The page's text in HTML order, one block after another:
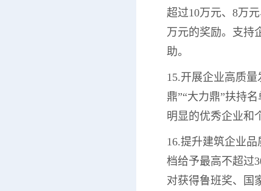
超过10万元、8万
万元的奖励。支持
助。
15.开展企业高质
鼎”“大力鼎”扶持
明显的优秀企业和
16.提升建筑企业
档给予最高不超过
对获得鲁班奖、国